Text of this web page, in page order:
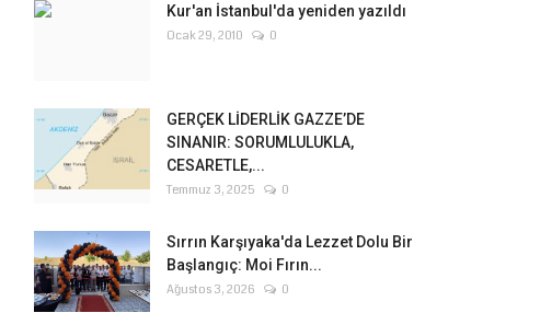
Kur'an İstanbul'da yeniden yazıldı
Ocak 29, 2010 0
GERÇEK LİDERLİK GAZZE’DE
SINANIR: SORUMLULUKLA,
CESARETLE,...
Temmuz 3, 2025 0
Sırrın Karşıyaka'da Lezzet Dolu Bir
Başlangıç: Moi Fırın...
Ağustos 3, 2026 0